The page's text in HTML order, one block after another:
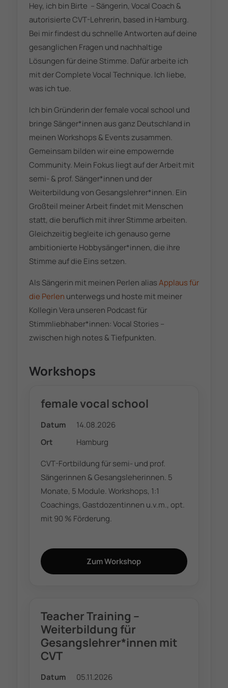
Hey, ich bin Birte – Sängerin, Vocal Coach &
autorisierte CVT-Lehrerin, based in Hamburg.
Bei mir findest du schnelle Antworten auf deine
gesanglichen Fragen und nachhaltige
Lösungen für deine Stimme. Dafür arbeite ich
mit der Complete Vocal Technique. Ich liebe,
was ich tue.
Ich bin Gründerin der female vocal school und
bringe Sänger*innen aus ganz Deutschland in
meinen Workshops & Events zusammen.
Gemeinsam bilden wir eine empowernde
Community. Mein Fokus liegt auf der Arbeit mit
semi- & prof. Sänger*innen und der
Weiterbildung von Gesangslehrer*innen. Ein
Großteil meiner Arbeit findet mit Menschen
statt, die beruflich mit ihrer Stimme arbeiten.
Gleichzeitig begleite ich genauso gerne
ambitionierte Hobbysänger*innen, die ihre
Stimme auf die Eins setzen.
Als Sängerin mit meinen Perlen aliasApplaus für
die Perlen unterwegs und hoste mit meiner
Kollegin Vera unseren Podcast für
Stimmliebhaber*innen: Vocal Stories –
zwischen high notes & Tiefpunkten.
Workshops
female vocal school
Datum
14.08.2026
Ort
Hamburg
CVT-Fortbildung für semi- und prof.
Sängerinnen & Gesangsleherinnen. 5
Monate, 5 Module. Workshops, 1:1
Coachings, Gastdozentinnen u.v.m., opt.
mit 90 % Förderung.
Zum Workshop
Teacher Training –
Weiterbildung für
Gesangslehrer*innen mit
CVT
Datum
05.11.2026